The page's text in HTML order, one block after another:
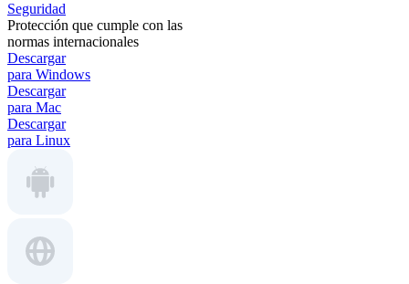
Seguridad
Protección que cumple con las
normas internacionales
Descargar
para Windows
Descargar
para Mac
Descargar
para Linux